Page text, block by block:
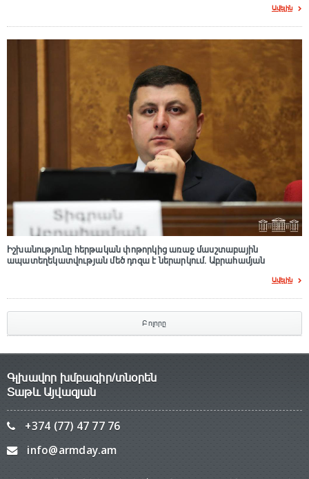
Ավելին
Իշխանությունը հերթական փոթորկից առաջ մասշտաբային
ապատեղեկատվության մեծ դnզա է ներարկում․ Աբրահամյան
Ավելին
Բոլորը
Գլխավոր խմբագիր/տնօրեն
Տաթև Այվազյան
+374 (77) 47 77 76
info@armday.am